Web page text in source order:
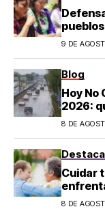
9 DE
Blog
Hoy No
2026:
salir en
8 DE
Cuidar
8 DE